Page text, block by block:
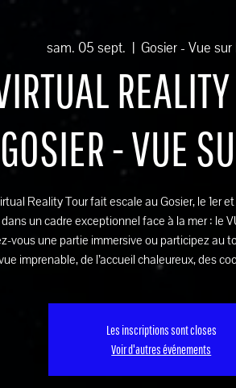
sam. 05 sept.
  |
Gosier - Vue
GOSIER - VUE
Reality Tour fait escale au Gosier, le 1er
dans un cadre exceptionnel face à la mer : le
vous une partie immersive ou participez au
imprenable, de l’accueil chaleureux, des
Les inscriptions sont closes
Voir d'autres événements